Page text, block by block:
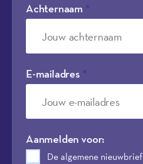
Achternaam
E-mailadres
Aanmelden voor:
De algemene nieuwbrief